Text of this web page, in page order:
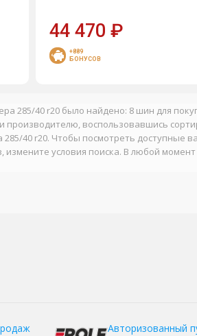
44 470₽
+889
БОНУСОВ
285/40 r20 было найдено: 8 шин для
производителю, воспользовавшись
40 r20. Чтобы посмотреть доступные
условия поиска. В любой
Авторизованный